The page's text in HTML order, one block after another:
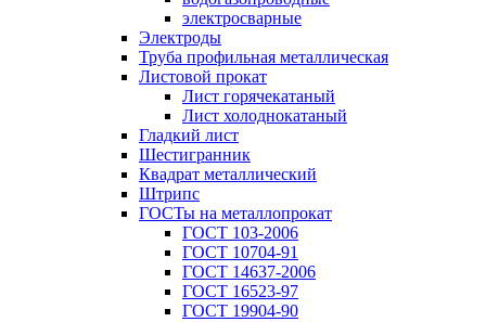
электросварные
Электроды
Труба профильная металлическая
Листовой прокат
Лист горячекатаный
Лист холоднокатаный
Гладкий лист
Шестигранник
Квадрат металлический
Штрипс
ГОСТы на металлопрокат
ГОСТ 103-2006
ГОСТ 10704-91
ГОСТ 14637-2006
ГОСТ 16523-97
ГОСТ 19904-90